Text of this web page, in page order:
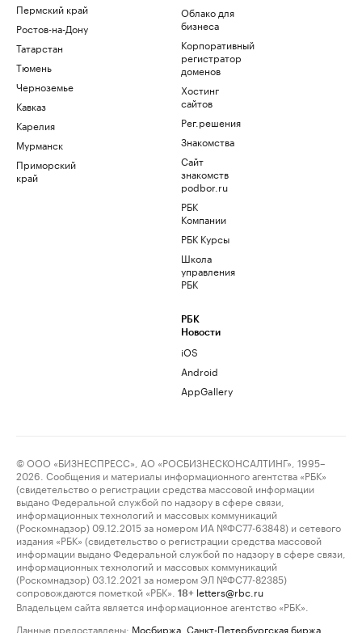
Пермский край
Ростов-на-Дону
Татарстан
Тюмень
Черноземье
Кавказ
Карелия
Мурманск
Приморский
край
Облако для
бизнеса
Корпоративный
регистратор
доменов
Хостинг
сайтов
Рег.решения
Знакомства
Сайт
знакомств
podbor.ru
РБК
Компании
РБК Курсы
Школа
управления
РБК
РБК
Новости
iOS
Android
AppGallery
© ООО «БИЗНЕСПРЕСС», АО «РОСБИЗНЕСКОНСАЛТИНГ», 1995–
2026. Сообщения и материалы информационного агентства «РБК»
(свидетельство о регистрации средства массовой информации
выдано Федеральной службой по надзору в сфере связи,
информационных технологий и массовых коммуникаций
(Роскомнадзор) 09.12.2015 за номером ИА №ФС77-63848) и сетевого
издания «РБК» (свидетельство о регистрации средства массовой
информации выдано Федеральной службой по надзору в сфере связи,
информационных технологий и массовых коммуникаций
(Роскомнадзор) 03.12.2021 за номером ЭЛ №ФС77-82385)
сопровождаются пометкой «РБК».
18+ letters@rbc.ru
Владельцем сайта является информационное агентство «РБК».
Данные предоставлены: Мосбиржа Санкт-Петербургская биржа